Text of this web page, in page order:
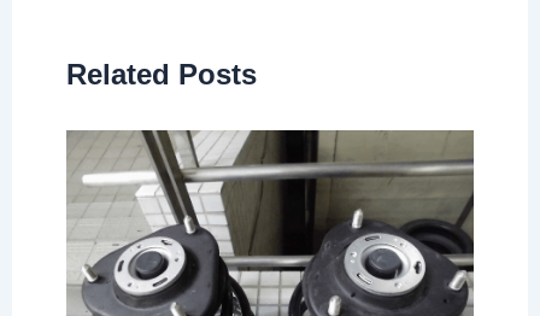
Related Posts